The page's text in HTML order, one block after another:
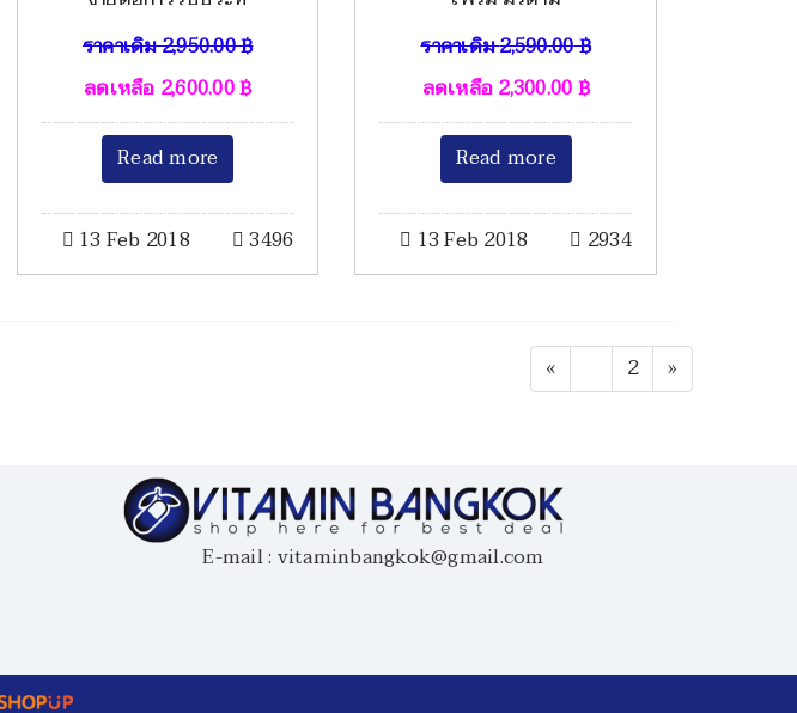
ราคาเดิม2,950.00฿
ลดเหลือ 2,600.00฿
Read more
13 Feb 2018 3496
ราคาเดิม2,590.00฿
ลดเหลือ2,300.00฿
Read more
13 Feb 2018 2934
« 2 »
E-mail : vitaminbangkok@gmail.com